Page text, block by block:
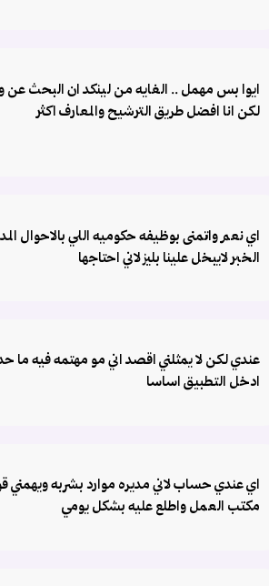
ايوا بس مهمل .. الغايه من لينكد ان البحث عن
لكن انا افضل طريق الترشيح والمعارف اكثر
اي نعم واتمنى بوظيفه حكوميه اللي بالاحوال
الخبر لايبخل علينا بليز لاني احتاجها
عندي لكن لا يمثلني اقصد اني مو مهتمه فيه ما
ادخل التطبيق اساسا
اي عندي حساب لاني مديره موارد بشربه ويهمني
مكتب العمل واطلع عليه بشكل يومي